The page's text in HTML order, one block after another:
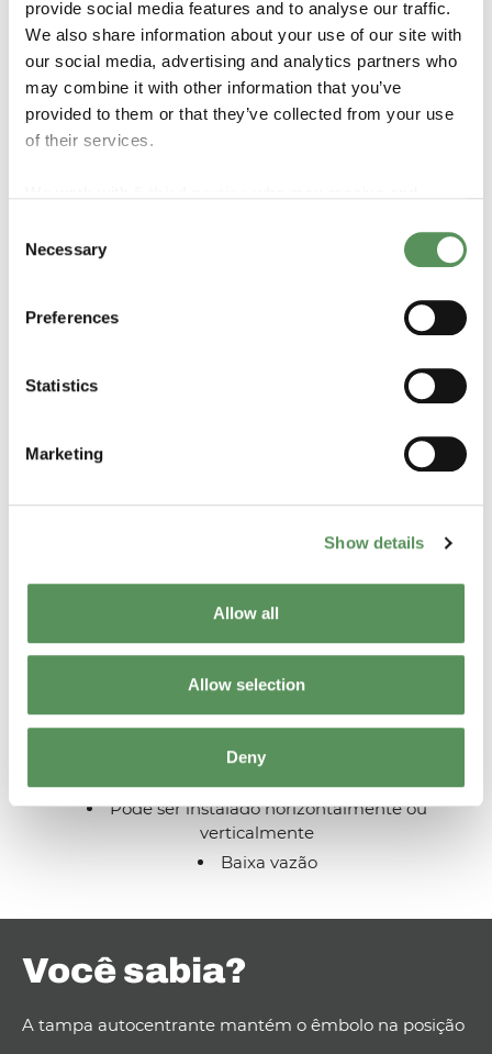
provide social media features and to analyse our traffic.
We also share information about your use of our site with
our social media, advertising and analytics partners who
may combine it with other information that you’ve
provided to them or that they’ve collected from your use
of their services.
Selection
Necessary
Preferences
Statistics
Marketing
Show details
Allow all
Allow selection
Deny
Especificações
Tipos de gás:GN (Gás Natural), Oxigênio, Nitrogênio,
Hidrogênio, CO2, Argônio
Faixa de temperatura:
-196˚C a +74˚C (-320˚F a
*Materiais e especificações estão sujeitos a
prontos para ajudá-lo a encontrar o ajuste correto para
Característicos
Discos de assento Kel-F substituíveis
Limpo para uso de oxigênio de acordo com CGA
Pode ser instalado horizontalmente ou
verticalmente
Baixa vazão
Você sabia?
A tampa autocentrante mantém o êmbolo na posição